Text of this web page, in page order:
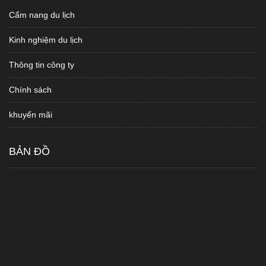
Cẩm nang du lịch
Kinh nghiệm du lịch
Thông tin công ty
Chính sách
khuyến mãi
BẢN ĐỒ